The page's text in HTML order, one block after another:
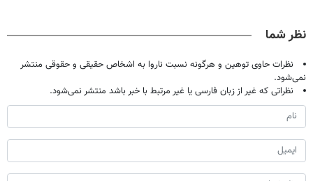
نظر شما
نظرات حاوی توهین و هرگونه نسبت ناروا به اشخاص حقیقی و حقوقی منتشر
نمی‌شود.
نظراتی که غیر از زبان فارسی یا غیر مرتبط با خبر باشد منتشر نمی‌شود.